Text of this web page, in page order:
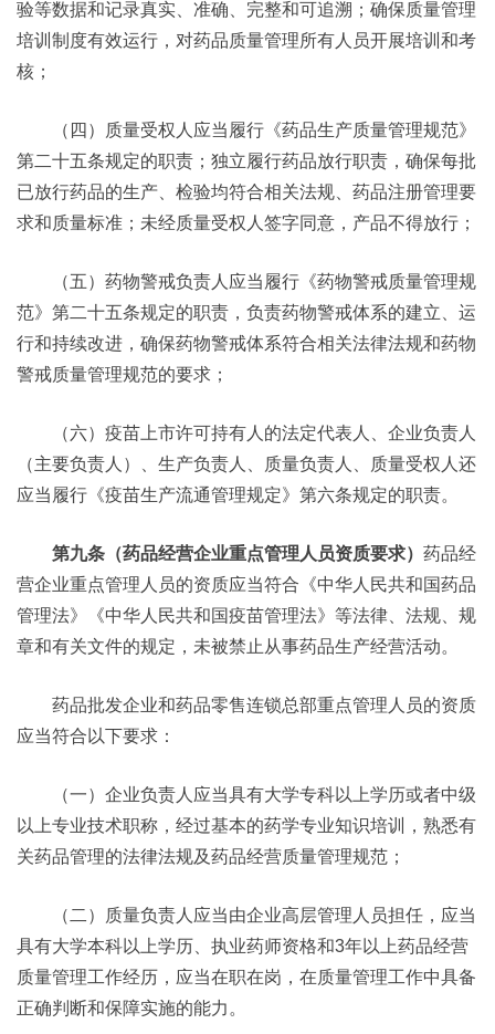
验等数据和记录真实、准确、完整和可追溯；确保质量管理
培训制度有效运行，对药品质量管理所有人员开展培训和考
核；
（四）质量受权人应当履行《药品生产质量管理规范》
第二十五条规定的职责；独立履行药品放行职责，确保每批
已放行药品的生产、检验均符合相关法规、药品注册管理要
求和质量标准；未经质量受权人签字同意，产品不得放行；
（五）药物警戒负责人应当履行《药物警戒质量管理规
范》第二十五条规定的职责，负责药物警戒体系的建立、运
行和持续改进，确保药物警戒体系符合相关法律法规和药物
警戒质量管理规范的要求；
（六）疫苗上市许可持有人的法定代表人、企业负责人
（主要负责人）、生产负责人、质量负责人、质量受权人还
应当履行《疫苗生产流通管理规定》第六条规定的职责。
第九条（药品经营企业重点管理人员资质要求） 药品经
营企业重点管理人员的资质应当符合《中华人民共和国药品
管理法》《中华人民共和国疫苗管理法》等法律、法规、规
章和有关文件的规定，未被禁止从事药品生产经营活动。
药品批发企业和药品零售连锁总部重点管理人员的资质
应当符合以下要求：
（一）企业负责人应当具有大学专科以上学历或者中级
以上专业技术职称，经过基本的药学专业知识培训，熟悉有
关药品管理的法律法规及药品经营质量管理规范；
（二）质量负责人应当由企业高层管理人员担任，应当
具有大学本科以上学历、执业药师资格和3年以上药品经营
质量管理工作经历，应当在职在岗，在质量管理工作中具备
正确判断和保障实施的能力。